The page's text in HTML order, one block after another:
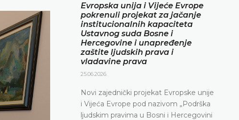
Evropska unija i Vijeće Evrope
pokrenuli projekat za jačanje
institucionalnih kapaciteta
Ustavnog suda Bosne i
Hercegovine i unapređenje
zaštite ljudskih prava i
vladavine prava
25.06.2026.
Novi zajednički projekat Evropske unije
i Vijeća Evrope pod nazivom „Podrška
ljudskim pravima u Bosni i Hercegovini